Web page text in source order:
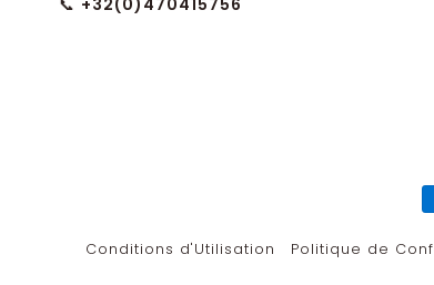
📞 +32(0)470415756
Conditions d'Utilisation Politique de